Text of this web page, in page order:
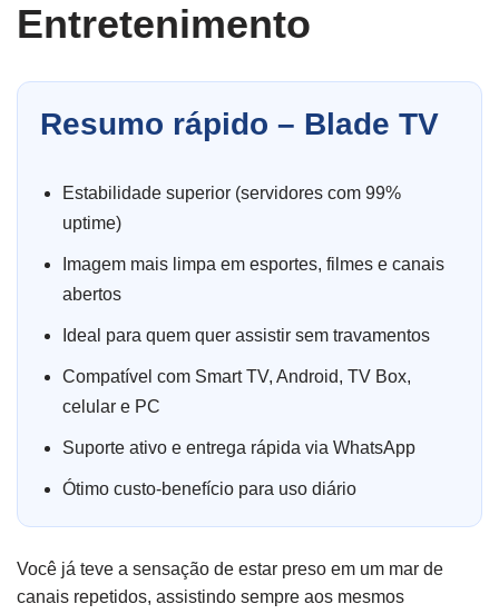
Entretenimento
Resumo rápido – Blade TV
Estabilidade superior (servidores com 99%
uptime)
Imagem mais limpa em esportes, filmes e canais
abertos
Ideal para quem quer assistir sem travamentos
Compatível com Smart TV, Android, TV Box,
celular e PC
Suporte ativo e entrega rápida via WhatsApp
Ótimo custo-benefício para uso diário
Você já teve a sensação de estar preso em um mar de
canais repetidos, assistindo sempre aos mesmos